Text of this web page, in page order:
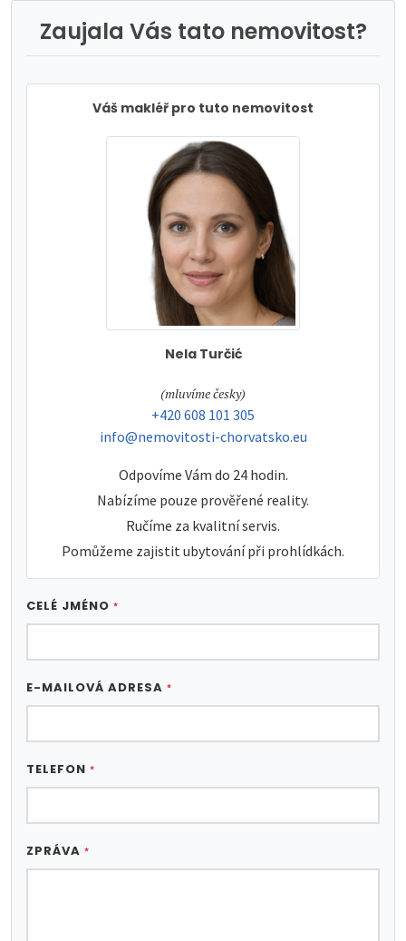
Zaujala Vás tato nemovitost?
Váš makléř pro tuto nemovitost
Nela Turčić
tel:
(mluvíme česky)
tel:
+420 608 101 305
e-mail:
info@nemovitosti-chorvatsko.eu
Odpovíme Vám do 24 hodin.
Nabízíme pouze prověřené reality.
Ručíme za kvalitní servis.
Pomůžeme zajistit ubytování při prohlídkách.
CELÉ JMÉNO *
E-MAILOVÁ ADRESA *
TELEFON *
ZPRÁVA *